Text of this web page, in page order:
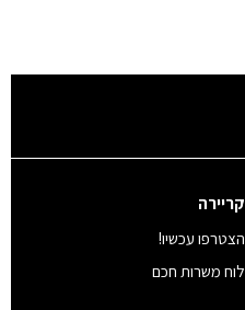
קריירה
הצטרפו עכשיו!
לוח משרות חכם